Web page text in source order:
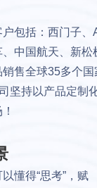
包括：西门子、
中国航天、新
售全球35多个
坚持以产品定制
懂得“思考”，赋